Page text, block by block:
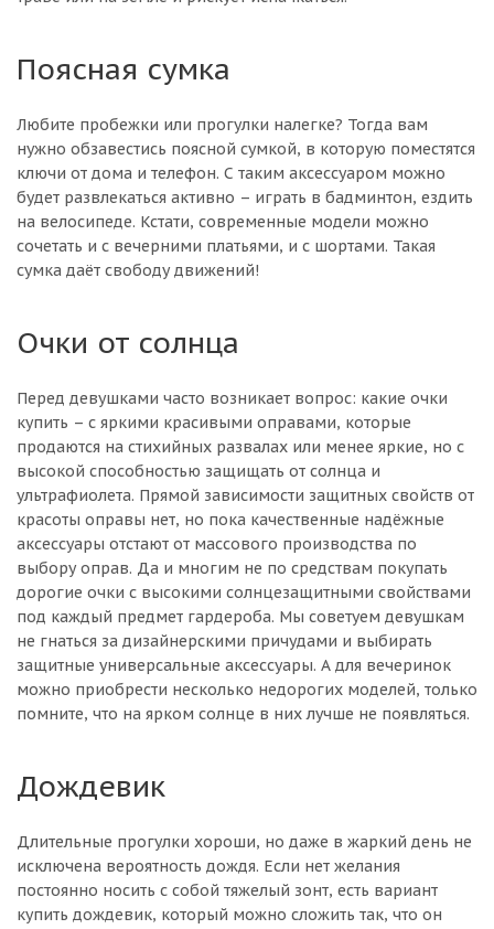
Поясная сумка
Любите пробежки или прогулки налегке? Тогда вам
нужно обзавестись поясной сумкой, в которую поместятся
ключи от дома и телефон. С таким аксессуаром можно
будет развлекаться активно – играть в бадминтон, ездить
на велосипеде. Кстати, современные модели можно
сочетать и с вечерними платьями, и с шортами. Такая
сумка даёт свободу движений!
Очки от солнца
Перед девушками часто возникает вопрос: какие очки
купить – с яркими красивыми оправами, которые
продаются на стихийных развалах или менее яркие, но с
высокой способностью защищать от солнца и
ультрафиолета. Прямой зависимости защитных свойств от
красоты оправы нет, но пока качественные надёжные
аксессуары отстают от массового производства по
выбору оправ. Да и многим не по средствам покупать
дорогие очки с высокими солнцезащитными свойствами
под каждый предмет гардероба. Мы советуем девушкам
не гнаться за дизайнерскими причудами и выбирать
защитные универсальные аксессуары. А для вечеринок
можно приобрести несколько недорогих моделей, только
помните, что на ярком солнце в них лучше не появляться.
Дождевик
Длительные прогулки хороши, но даже в жаркий день не
исключена вероятность дождя. Если нет желания
постоянно носить с собой тяжелый зонт, есть вариант
купить дождевик, который можно сложить так, что он